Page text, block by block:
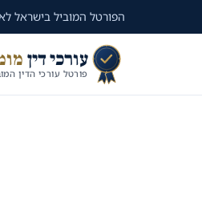
הפורטל המוביל בישראל
עורכי דין
פורטל עורכי הדין